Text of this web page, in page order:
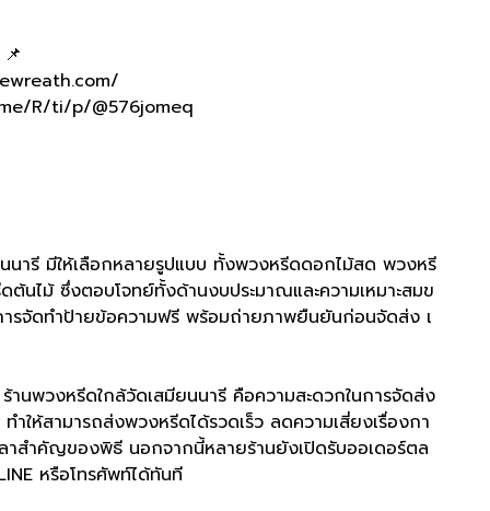
R/ti/p/@576jomeq
นารี มีให้เลือกหลายรูปแบบ ทั้งพวงหรีดดอกไม้สด พวงหรี
นไม้ ซึ่งตอบโจทย์ทั้งด้านงบประมาณและความเหมาะสมข
ารจัดทำป้ายข้อความฟรี พร้อมถ่ายภาพยืนยันก่อนจัดส่ง เ
านพวงหรีดใกล้วัดเสมียนนารี คือความสะดวกในการจัดส่ง
ำให้สามารถส่งพวงหรีดได้รวดเร็ว ลดความเสี่ยงเรื่องกา
ลาสำคัญของพิธี นอกจากนี้หลายร้านยังเปิดรับออเดอร์ตล
หรือโทรศัพท์ได้ทันที